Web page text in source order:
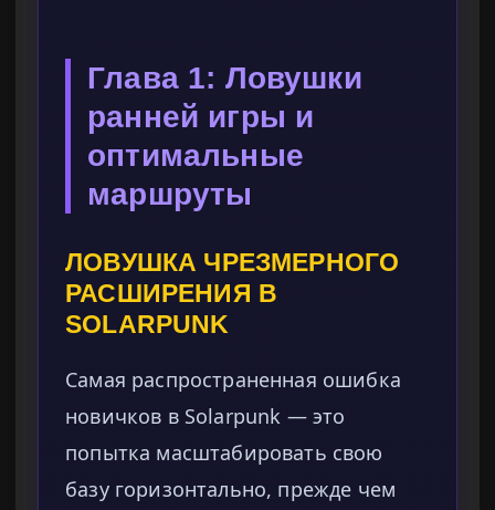
Глава 1: Ловушки
ранней игры и
оптимальные
маршруты
ЛОВУШКА ЧРЕЗМЕРНОГО
РАСШИРЕНИЯ В
SOLARPUNK
Самая распространенная ошибка
новичков в Solarpunk — это
попытка масштабировать свою
базу горизонтально, прежде чем